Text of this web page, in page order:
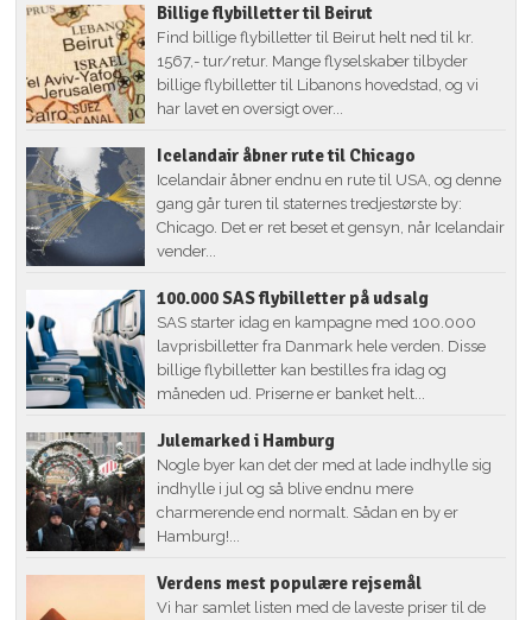
Billige flybilletter til Beirut
Find billige flybilletter til Beirut helt ned til kr.
1567,- tur/retur. Mange flyselskaber tilbyder
billige flybilletter til Libanons hovedstad, og vi
har lavet en oversigt over...
Icelandair åbner rute til Chicago
Icelandair åbner endnu en rute til USA, og denne
gang går turen til staternes tredjestørste by:
Chicago. Det er ret beset et gensyn, når Icelandair
vender...
100.000 SAS flybilletter på udsalg
SAS starter idag en kampagne med 100.000
lavprisbilletter fra Danmark hele verden. Disse
billige flybilletter kan bestilles fra idag og
måneden ud. Priserne er banket helt...
Julemarked i Hamburg
Nogle byer kan det der med at lade indhylle sig
indhylle i jul og så blive endnu mere
charmerende end normalt. Sådan en by er
Hamburg!...
Verdens mest populære rejsemål
Vi har samlet listen med de laveste priser til de